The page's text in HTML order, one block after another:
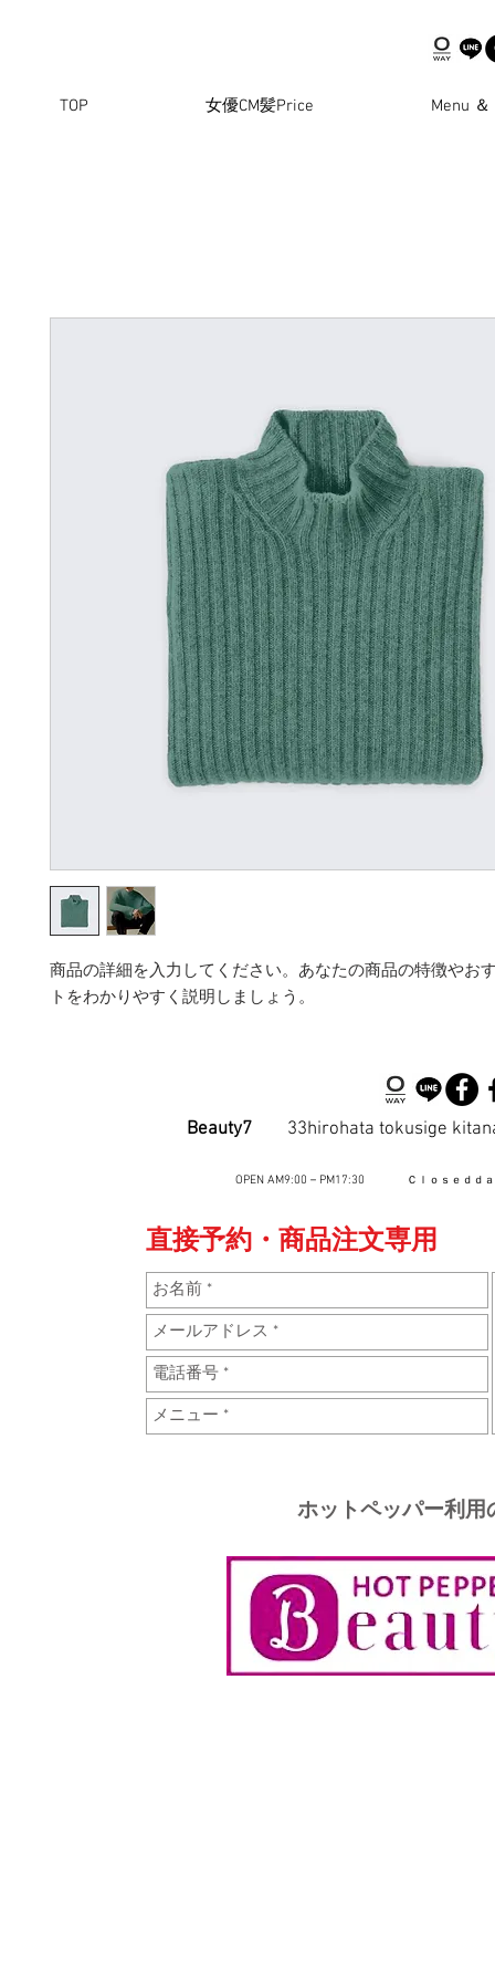
TOP 女優CM髪Price Menu
商品の詳細を入力してください。あなたの商品の特徴やお
トをわかりやすく説明しましょう。
Beauty7 33hirohata tokusige
OPEN AM9:00－PM17:30 Ｃｌｏｓｅｄ
直接予約・商品注文専用
ホットペッパー利